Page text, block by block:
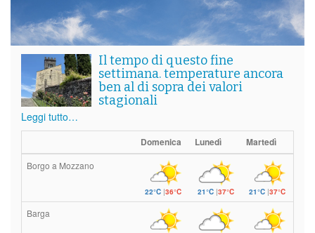
Il tempo di questo fine
settimana. temperature ancora
ben al di sopra dei valori
stagionali
Leggi tutto…
Domenica Lunedì Martedì
Borgo a Mozzano
22°C|36°C 21°C|37°C 21°C |37°C
Barga